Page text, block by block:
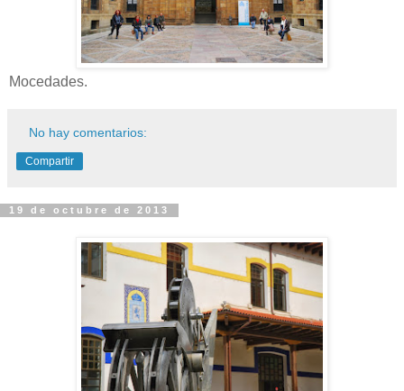
Mocedades.
No hay comentarios:
Compartir
19 de octubre de 2013